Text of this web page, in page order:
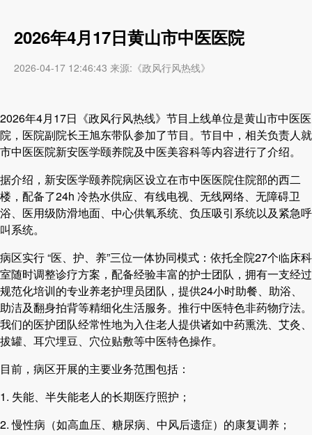
2026年4月17日黄山市中医医院
2026-04-17 12:46:43 来源:《政风行风热线》
2026年4月17日《政风行风热线》节目上线单位是黄山市中医医
院，医院副院长王旭东带队参加了节目。节目中，相关负责人就
市中医医院新安医学颐养院及中医美容科等内容进行了介绍。
据介绍，新安医学颐养院病区设立在市中医医院住院部的西二
楼，配备了24h 冷热水供应、有线电视、无线网络、无障碍卫
浴、医用级防滑地面、中心供氧系统、负压吸引系统以及紧急呼
叫系统。
病区实行 “医、护、养”三位一体协同模式：依托全院27个临床科
室随时调整诊疗方案，配备经验丰富的护士团队，拥有一支经过
规范化培训的专业养老护理员团队，提供24小时助餐、助浴、
助洁及翻身拍背等精细化生活服务。推行中医特色非药物疗法。
我们的医护团队经常性地为入住老人提供诸如中药熏洗、艾灸、
拔罐、耳穴埋豆、穴位贴敷等中医特色操作。
目前，病区开展的主要业务范围包括：
1. 失能、半失能老人的长期医疗照护；
2. 慢性病（如高血压、糖尿病、中风后遗症）的康复调养；